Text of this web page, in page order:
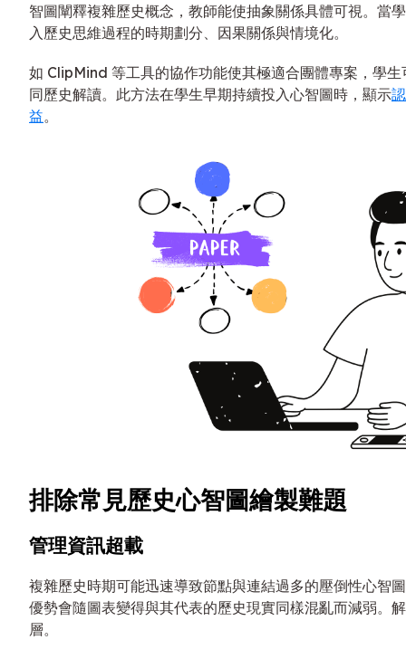
智圖闡釋複雜歷史概念，教師能使抽象關係具體可視。當
入歷史思維過程的時期劃分、因果關係與情境化。
如 ClipMind 等工具的協作功能使其極適合團體專案，學
同歷史解讀。此方法在學生早期持續投入心智圖時，顯示
益。
排除常見歷史心智圖繪製難題
管理資訊超載
複雜歷史時期可能迅速導致節點與連結過多的壓倒性心智
優勢會隨圖表變得與其代表的歷史現實同樣混亂而減弱。
層。